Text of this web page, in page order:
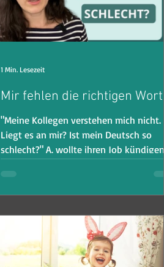
Mir fehlen die richtigen Worte
"Meine Kollegen verstehen mich nicht.
Liegt es an mir? Ist mein Deutsch so
schlecht?" A. wollte ihren Job kündigen,
1 Min. Lesezeit